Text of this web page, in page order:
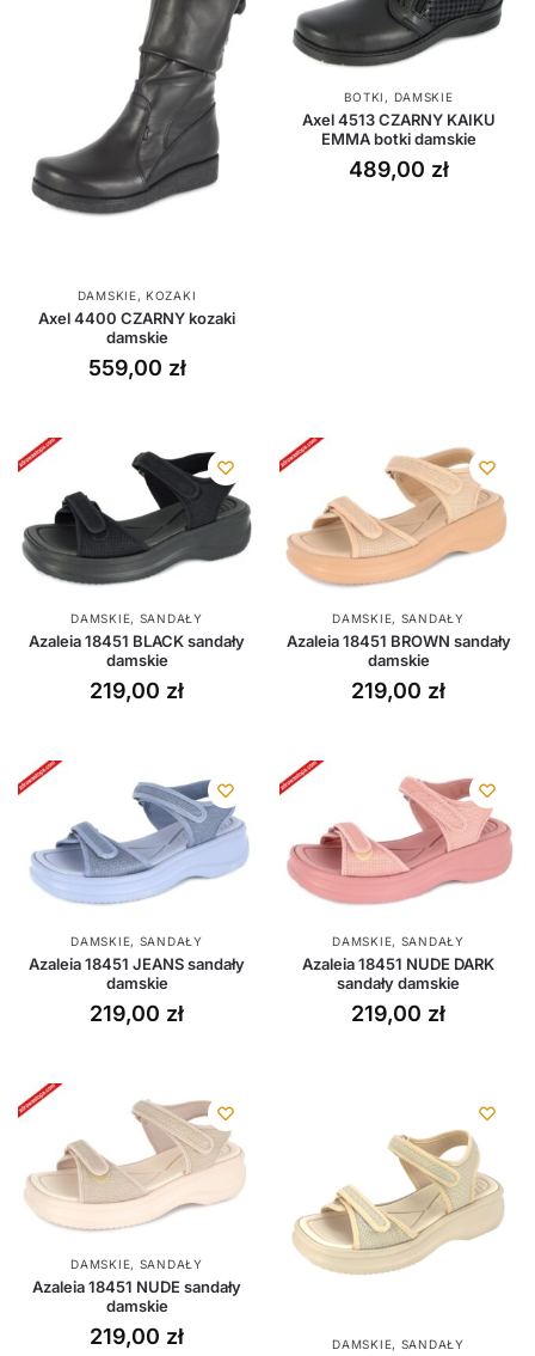
DAMSKIE,KOZAKI
Axel 4400 CZARNY kozaki
damskie
559,00 zł
BOTKI , DAMSKIE
Axel 4513 CZARNY KAIKU
EMMA botki damskie
489,00 zł
DAMSKIE, SANDAŁY
Azaleia 18451 BLACK sandały
damskie
219,00 zł
DAMSKIE, SANDAŁY
Azaleia 18451 BROWN sandały
damskie
219,00 zł
DAMSKIE, SANDAŁY
Azaleia 18451 JEANS sandały
damskie
219,00 zł
DAMSKIE, SANDAŁY
Azaleia 18451 NUDE DARK
sandały damskie
219,00 zł
DAMSKIE, SANDAŁY
Azaleia 18451 NUDE sandały
damskie
219,00 zł DAMSKIE, SANDAŁY